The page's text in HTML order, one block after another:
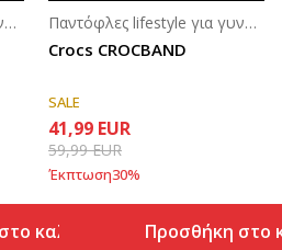
Παντόφλες lifestyle για γυναίκες
καλάθι
Crocs CROCBAND
Παντόφλες lifestyle για γυναίκες
SALE
41,99 EUR
59,99EUR
Έκπτωση30%
Προσθήκη στο